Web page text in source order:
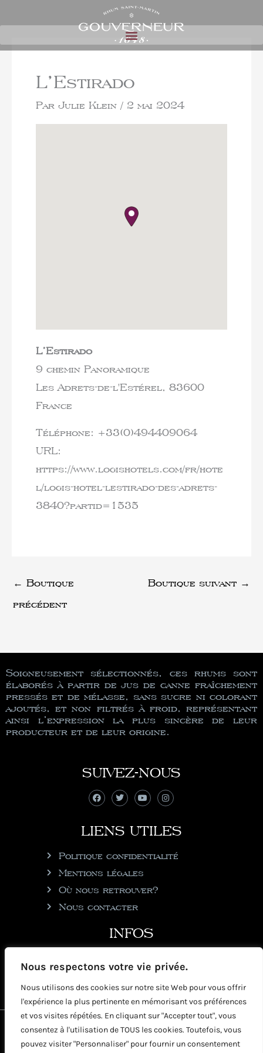
Nous respectons votre vie privée.
Nous utilisons des cookies sur notre site Web pour vous offrir
l'expérience la plus pertinente en mémorisant vos préférences
et vos visites répétées. En cliquant sur "Accepter tout", vous
consentez à l'utilisation de TOUS les cookies. Toutefois, vous
pouvez visiter "Personnaliser" pour fournir un consentement
L’Estirado
Par Julie Klein / 2 mai 2024
L’Estirado
9 chemin Panoramique
Les Adrets-de-l'Estérel, 83600
France
Téléphone: +33(0)494409064
URL:
https://www.logishotels.com/fr/hote
l/logis-hotel-lestirado-des-adrets-
3840?partid=1535
← Boutique
précédent
Boutique suivant →
Soigneusement sélectionnés, ces rhums sont
élaborés à partir de jus de canne fraîchement
pressés et de mélasse, sans sucre ni colorant
ajoutés, et non filtrés à froid, représentant
ainsi l’expression la plus sincère de leur
producteur et de leur origine.
SUIVEZ-NOUS
LIENS UTILES
Politique confidentialité
Mentions légales
Où nous retrouver?
Nous contacter
INFOS
97150 Saint-Martin
2026 © Copyright Rhumgouverneur